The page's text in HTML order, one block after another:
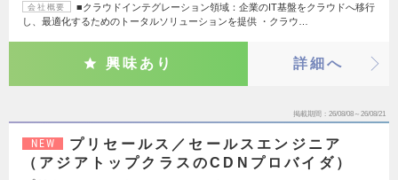
会社概要
■クラウドインテグレーション領域：企業のIT基盤をクラウドへ移行
し、最適化するためのトータルソリューションを提供 ・クラウ…
興味あり 詳細へ
掲載期間 26/08/08～26/08/21
NEW
プリセールス／セールスエンジニア
（アジアトップクラスのCDNプロバイダ）